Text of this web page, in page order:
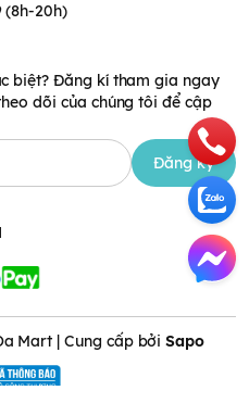
(8h-20h)
biệt? Đăng kí tham gia ngay
dõi của chúng tôi để cập
Đăng ký
Mart | Cung cấp bởiSapo